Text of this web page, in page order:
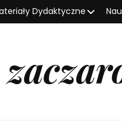
Dydaktyczne